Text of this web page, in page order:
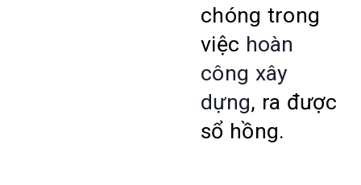
chóng trong
việc hoàn
công xây
dựng, ra được
sổ hồng.